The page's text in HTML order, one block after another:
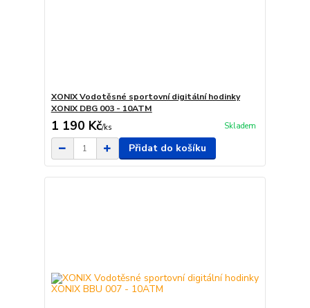
XONIX Vodotěsné sportovní digitální hodinky
XONIX DBG 003 - 10ATM
1 190 Kč/ks Skladem
Přidat do košíku